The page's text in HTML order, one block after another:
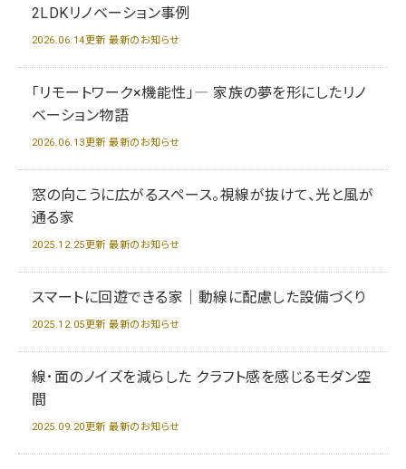
2LDKリノベーション事例
2026.06.14更新 最新のお知らせ
「リモートワーク×機能性」― 家族の夢を形にしたリノ
ベーション物語
2026.06.13更新 最新のお知らせ
窓の向こうに広がるスペース。視線が抜けて、光と風が
通る家
2025.12.25更新 最新のお知らせ
スマートに回遊できる家｜動線に配慮した設備づくり
2025.12.05更新 最新のお知らせ
線･面のノイズを減らした クラフト感を感じるモダン空
間
2025.09.20更新 最新のお知らせ